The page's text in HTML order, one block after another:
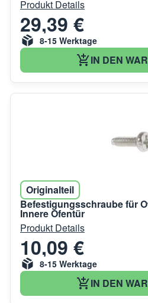
Produkt Details
29,39 €
8-15 Werktage
IN DEN
Originalteil
Befestigungsschraube für
Innere Ofentür
Produkt Details
10,09 €
8-15 Werktage
IN DEN